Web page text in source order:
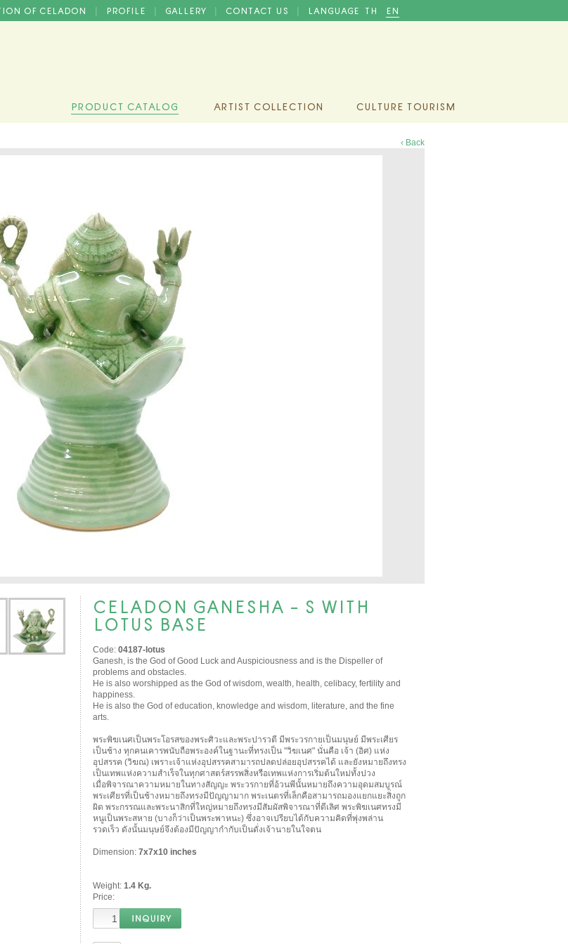
OF CELADON | PROFILE | GALLERY | CONTACT US | LANGUAGE TH EN
PRODUCT CATALOG ARTIST COLLECTION CULTURE TOURISM
‹ Back
CELADON GANESHA - S WITH
LOTUS BASE
Code: 04187-lotus
Ganesh, is the God of Good Luck and Auspiciousness and is the Dispeller of
problems and obstacles.
He is also worshipped as the God of wisdom, wealth, health, celibacy, fertility and
happiness.
He is also the God of education, knowledge and wisdom, literature, and the fine
arts.
พระพิฆเนศเป็นพระโอรสของพระศิวะและพระปารวตี มีพระวรกายเป็นมนุษย์ มีพระเศียร
เป็นช้าง ทุกคนเคารพนับถือพระองค์ในฐานะที่ทรงเป็น "วิฆเนศ" นั่นคือ เจ้า (อิศ) แห่ง
อุปสรรค (วิฆณ) เพราะเจ้าแห่งอุปสรรคสามารถปลดปล่อยอุปสรรคได้ และยังหมายถึงทรง
เป็นเทพแห่งความสำเร็จในทุกศาสตร์สรรพสิ่งหรือเทพแห่งการเริ่มต้นใหม่ทั้งปวง
เมื่อพิจารณาความหมายในทางสัญญะ พระวรกายที่อ้วนพีนั้นหมายถึงความอุดมสมบูรณ์
พระเศียรที่เป็นช้างหมายถึงทรงมีปัญญามาก พระเนตรที่เล็กคือสามารถมองแยกแยะสิ่งถูก
ผิด พระกรรณและพระนาสิกที่ใหญ่หมายถึงทรงมีสัมผัสพิจารณาที่ดีเลิศ พระพิฆเนศทรงมี
หนูเป็นพระสหาย (บางก็ว่าเป็นพระพาหนะ) ซึ่งอาจเปรียบได้กับความคิดที่พุ่งพล่าน
รวดเร็ว ดังนั้นมนุษย์จึงต้องมีปัญญากำกับเป็นดั่งเจ้านายในใจตน
Dimension: 7x7x10 inches
Weight: 1.4 Kg.
Price: